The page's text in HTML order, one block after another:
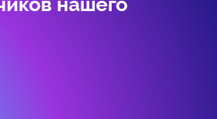
и в разгар красивого северного лета.